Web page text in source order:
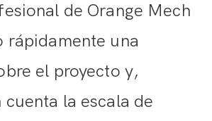
de Orange Mech
rápidamente una
el proyecto y,
cuenta la escala de